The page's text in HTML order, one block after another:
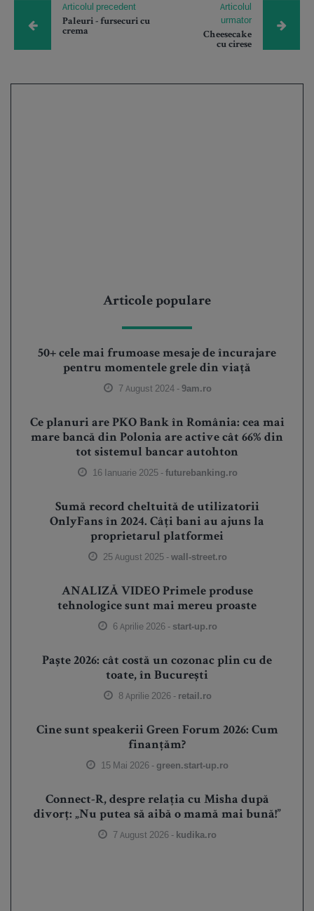
Articolul precedent
Paleuri - fursecuri cu
crema
Articolul
urmator
Cheesecake
cu cirese
Articole populare
50+ cele mai frumoase mesaje de încurajare
pentru momentele grele din viață
7 August 2024 -9am.ro
Ce planuri are PKO Bank în România: cea mai
mare bancă din Polonia are active cât 66% din
tot sistemul bancar autohton
16 Ianuarie 2025 -futurebanking.ro
Sumă record cheltuită de utilizatorii
OnlyFans în 2024. Câți bani au ajuns la
proprietarul platformei
25 August 2025 -wall-street.ro
ANALIZĂ VIDEO Primele produse
tehnologice sunt mai mereu proaste
6 Aprilie 2026 - start-up.ro
Paște 2026: cât costă un cozonac plin cu de
toate, în București
8 Aprilie 2026 - retail.ro
Cine sunt speakerii Green Forum 2026: Cum
finanțăm?
15 Mai 2026 - green.start-up.ro
Connect-R, despre relația cu Misha după
divorț: „Nu putea să aibă o mamă mai bună!”
7 August 2026 - kudika.ro